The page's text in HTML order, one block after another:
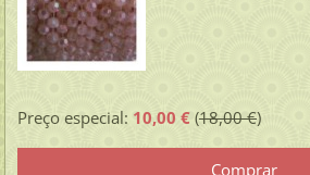
Preço especial: 10,00 €(18,00 €)